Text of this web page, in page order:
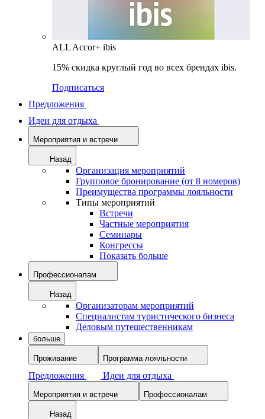
ALL Accor+ ibis
15% скидка круглый год во всех брендах ibis.
Подписаться
Предложения
Идеи для отдыха
Мероприятия и встречи
Назад
Организация мероприятий
Групповое бронирование (от 8 номеров)
Преимущества программы лояльности
Типы мероприятий
Встречи
Частные мероприятия
Семинары
Конгрессы
Показать больше
Профессионалам
Назад
Организаторам мероприятий
Специалистам туристического бизнеса
Деловым путешественникам
больше
Проживание Программа лояльности
Предложения Идеи для отдыха
Мероприятия и встречи Профессионалам
Назад